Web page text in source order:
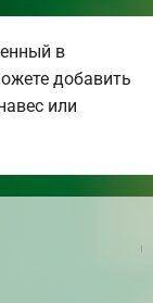
в
добавить
или